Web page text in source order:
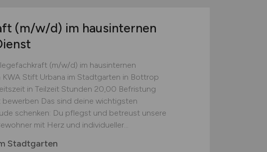
(m/w/d) im hausinternen
(m/w/d) im hausinternen
Stift Urbana im Stadtgarten in Bottrop
in Teilzeit Stunden 20,00 Befristung
Das sind deine wichtigsten
schenken: Du pflegst und betreust unsere
mit Herz und individueller...
Stadtgarten